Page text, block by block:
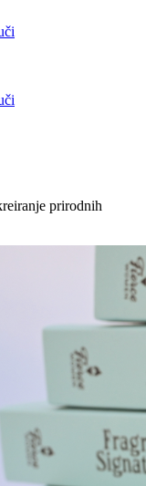
prirodnih